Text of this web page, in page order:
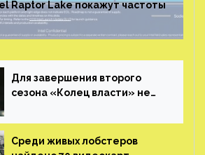
Raptor Lake покажут частоты
Для завершения второго
сезона «Колец власти» не
Среди живых лобстеров